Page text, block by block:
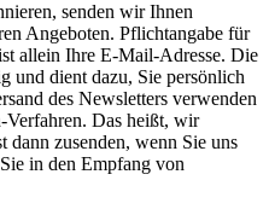
senden wir Ihnen
Angeboten. Pflichtangabe für
allein Ihre E-Mail-Adresse. Die
und dient dazu, Sie persönlich
des Newsletters verwenden
Verfahren. Das heißt, wir
dann zusenden, wenn Sie uns
in den Empfang von